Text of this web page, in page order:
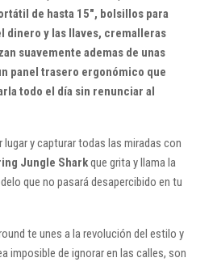
de hasta 15", bolsillos para
dinero y las llaves, cremalleras
suavemente ademas de unas
panel trasero ergonómico que
todo el día sin renunciar al
lugar y capturar todas las miradas con
Jungle Sharkque grita y llama la
que no pasará desapercibido en tu
te unes a la revolución del estilo y
imposible de ignorar en las calles, son